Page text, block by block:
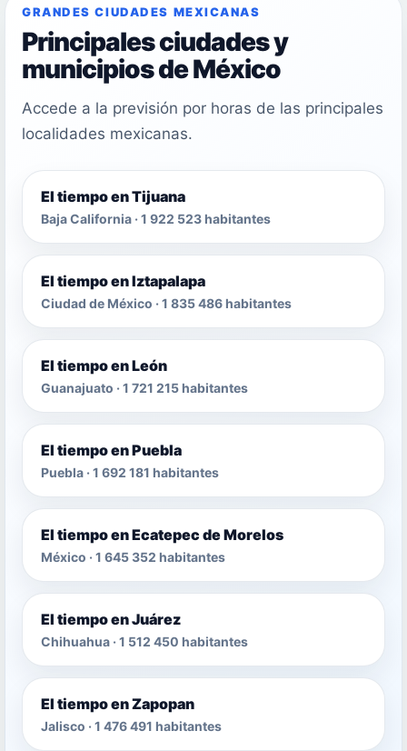
GRANDES CIUDADES MEXICANAS
Principales ciudades y
municipios de México
Accede a la previsión por horas de las principales
localidades mexicanas.
El tiempo en Tijuana
Baja California · 1 922 523 habitantes
El tiempo en Iztapalapa
Ciudad de México · 1 835 486 habitantes
El tiempo en León
Guanajuato · 1 721 215 habitantes
El tiempo en Puebla
Puebla · 1 692 181 habitantes
El tiempo en Ecatepec de Morelos
México · 1 645 352 habitantes
El tiempo en Juárez
Chihuahua · 1 512 450 habitantes
El tiempo en Zapopan
Jalisco · 1 476 491 habitantes